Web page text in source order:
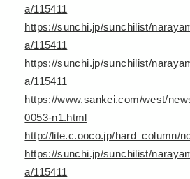
a/115411
https://sunchi.jp/sunchilist/
a/115411
https://sunchi.jp/sunchilist/
a/115411
https://www.sankei.com/west/
0053-n1.html
http://lite.c.ooco.jp/hard_column/
https://sunchi.jp/sunchilist/
a/115411